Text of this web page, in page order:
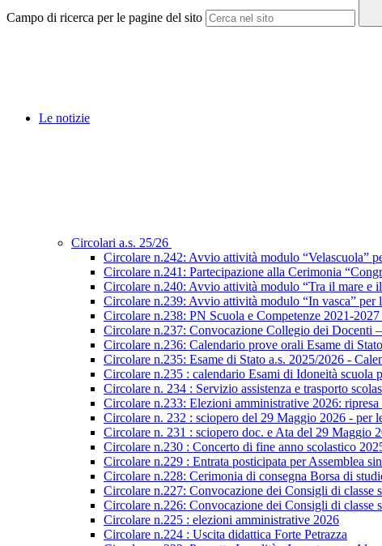
Campo di ricerca per le pagine del sito
Le notizie
Circolari a.s. 25/26
Circolare n.242: Avvio attività modulo “Velascuola”
Circolare n.241: Partecipazione alla Cerimonia
Circolare n.240: Avvio attività modulo “Tra il mare e
Circolare n.239: Avvio attività modulo “In vasca” per
Circolare n.238: PN Scuola e Competenze 2021-
Circolare n.237: Convocazione Collegio dei Docenti
Circolare n.236: Calendario prove orali Esame di
Circolare n.235: Esame di Stato a.s. 2025/2026 -
Circolare n.235 : calendario Esami di Idoneità scuola
Circolare n. 234 : Servizio assistenza e trasporto
Circolare n.233: Elezioni amministrative 2026:
Circolare n. 232 : sciopero del 29 Maggio 2026 - per
Circolare n. 231 : sciopero doc. e Ata del 29 Maggio
Circolare n.230 : Concerto di fine anno scolastico
Circolare n.229 : Entrata posticipata per Assemblea
Circolare n.228: Cerimonia di consegna Borsa di
Circolare n.227: Convocazione dei Consigli di classe
Circolare n.226: Convocazione dei Consigli di classe
Circolare n.225 : elezioni amministrative 2026
Circolare n.224 : Uscita didattica Forte Petrazza